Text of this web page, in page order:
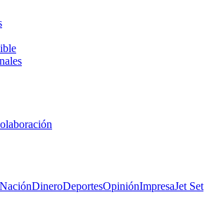
NaciónDineroDeportesOpiniónImpresaJet Set